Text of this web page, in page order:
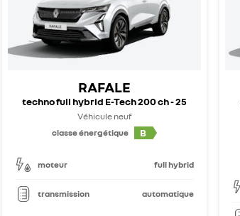
RAFALE
techno full hybrid E-Tech 200 ch - 25
Véhicule neuf
classe énergétique
B
moteur full hybrid
transmission automatique